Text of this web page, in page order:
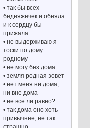
• так бы всех
бедняжечек и обняла
и к сердцу бы
прижала
• не выдерживаю я
тоски по дому
родному
• не могу без дома
• земля родная зовет
• нет меня ни дома,
ни вне дома
• не все ли равно?
• так дома оно хоть
привычнее, не так